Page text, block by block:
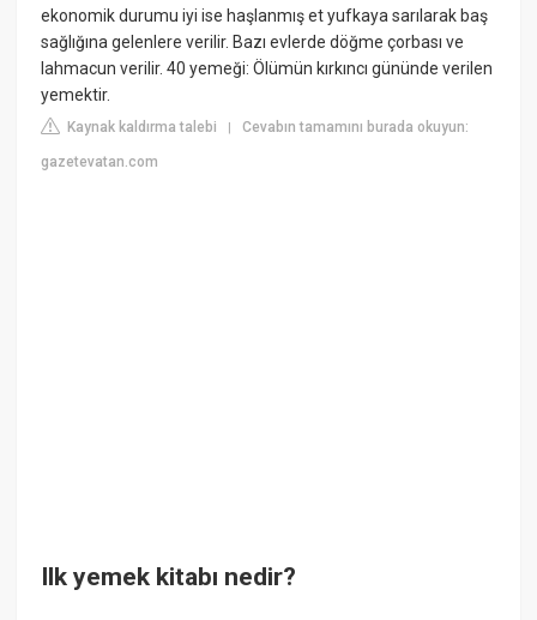
ekonomik durumu iyi ise haşlanmış et yufkaya sarılarak baş
sağlığına gelenlere verilir. Bazı evlerde döğme çorbası ve
lahmacun verilir. 40 yemeği: Ölümün kırkıncı gününde verilen
yemektir.
Kaynak kaldırma talebi |Cevabın tamamını burada okuyun:
gazetevatan.com
Ilk yemek kitabı nedir?